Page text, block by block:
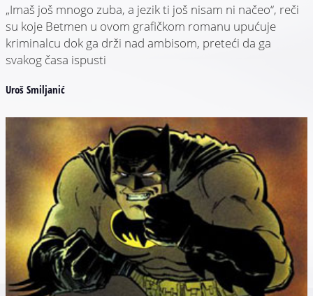
„Imaš još mnogo zuba, a jezik ti još nisam ni načeo“, reči
su koje Betmen u ovom grafičkom romanu upućuje
kriminalcu dok ga drži nad ambisom, preteći da ga
svakog časa ispusti
Uroš Smiljanić